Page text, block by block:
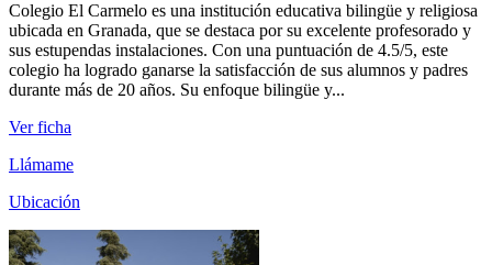
Colegio El Carmelo es una institución educativa bilingüe y religiosa
ubicada en Granada, que se destaca por su excelente profesorado y
sus estupendas instalaciones. Con una puntuación de 4.5/5, este
colegio ha logrado ganarse la satisfacción de sus alumnos y padres
durante más de 20 años. Su enfoque bilingüe y...
Ver ficha
Llámame
Ubicación